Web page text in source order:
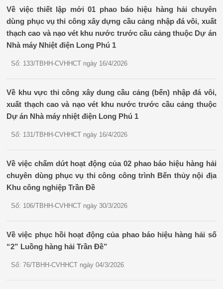
Về việc thiết lập mới 01 phao báo hiệu hàng hải chuyên
dùng phục vụ thi công xây dựng cầu cảng nhập đá vôi, xuất
thạch cao và nạo vét khu nước trước cầu cảng thuộc Dự án
Nhà máy Nhiệt điện Long Phú 1
Số: 133/TBHH-CVHHCT ngày 16/4/2026
Về khu vực thi công xây dung cầu cảng (bến) nhập đá vôi,
xuất thạch cao và nạo vét khu nước trước cầu cảng thuộc
Dự án Nhà máy nhiệt điện Long Phú 1
Số: 131/TBHH-CVHHCT ngày 16/4/2026
Về việc chấm dứt hoạt động của 02 phao báo hiệu hàng hải
chuyên dùng phục vụ thi công công trình Bến thủy nội địa
Khu công nghiệp Trần Đề
Số: 106/TBHH-CVHHCT ngày 30/3/2026
Về việc phục hồi hoạt động của phao báo hiệu hàng hải số
“2” Luồng hàng hải Trần Đề”
Số: 76/TBHH-CVHHCT ngày 04/3/2026